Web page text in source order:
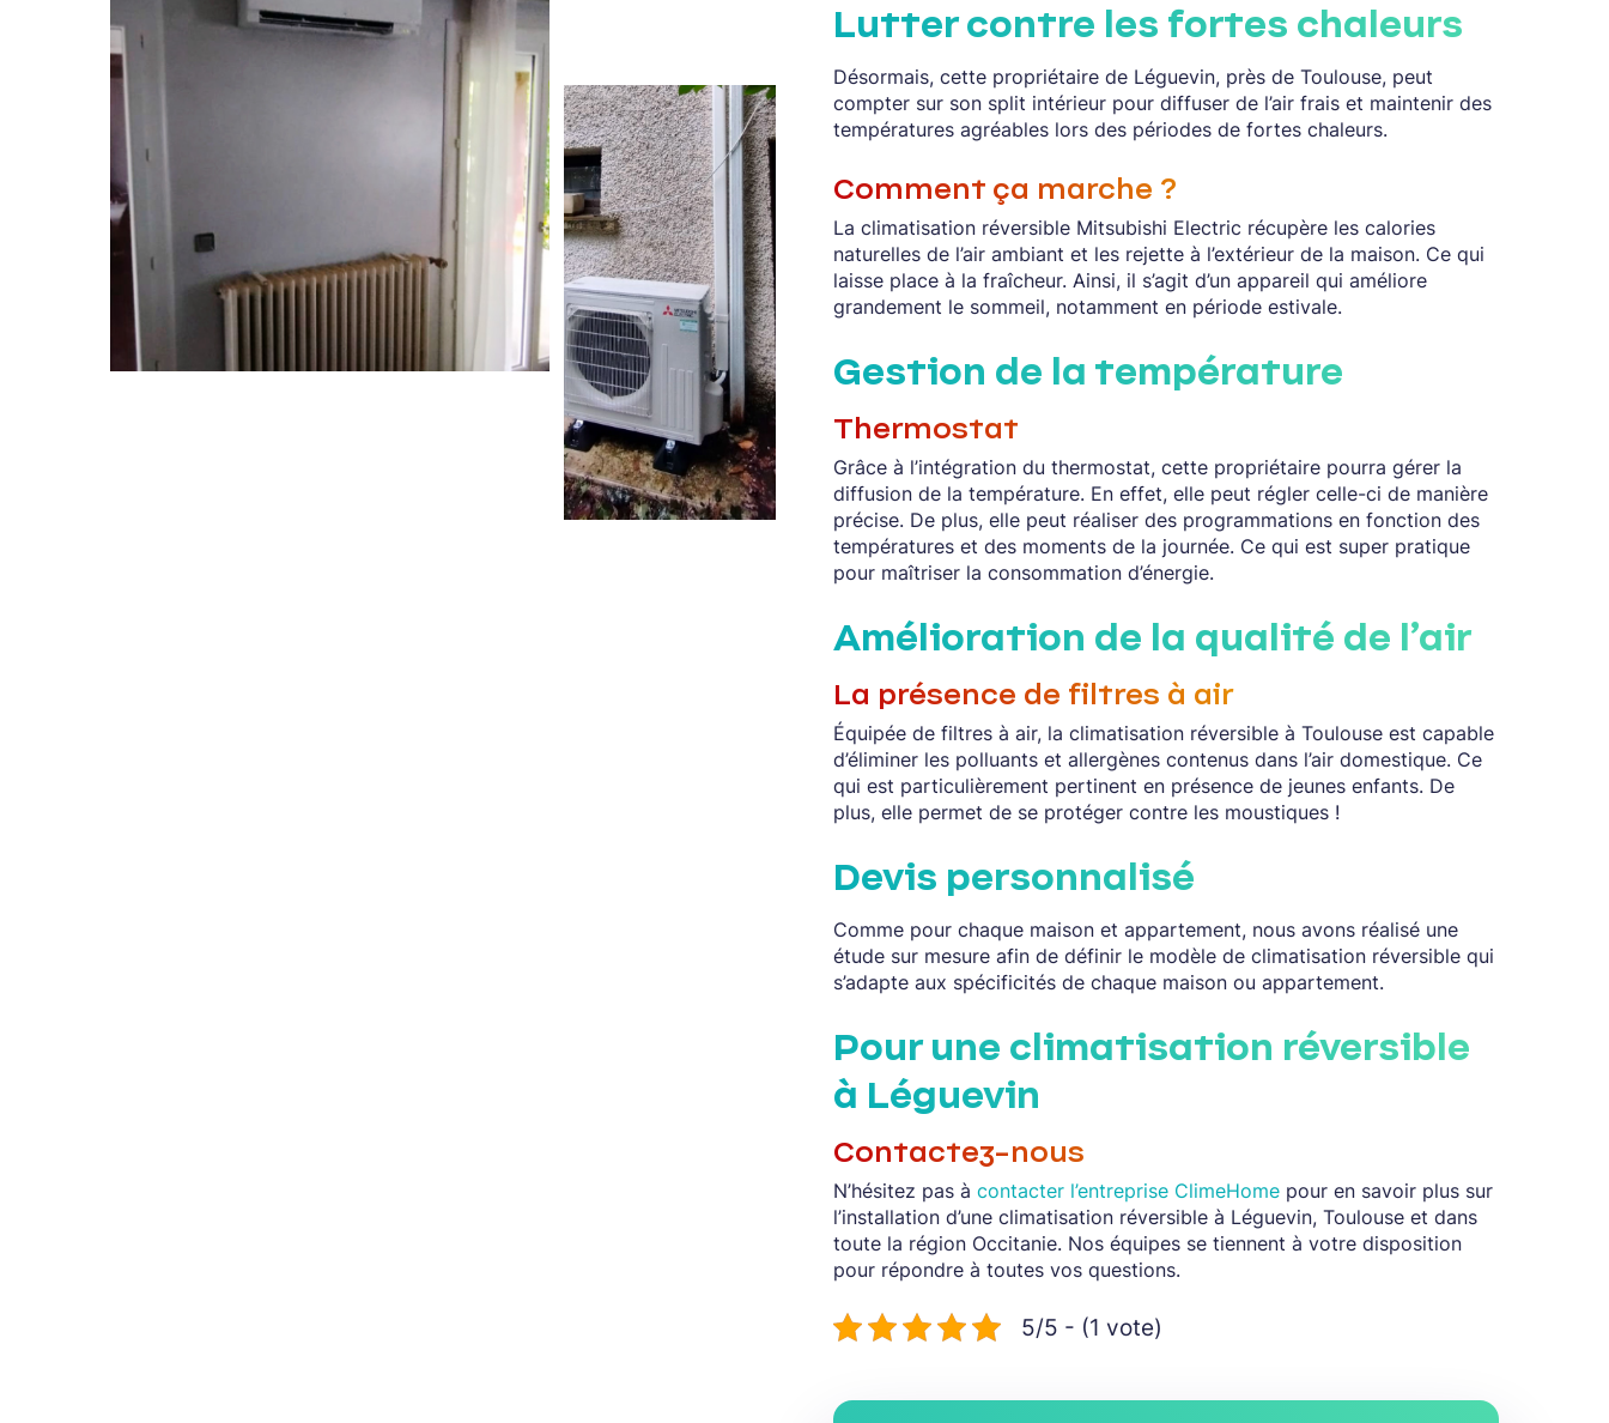
Lutter contre les fortes chaleurs
Désormais, cette propriétaire de Léguevin, près de Toulouse, peut
compter sur son split intérieur pour diffuser de l’air frais et maintenir des
températures agréables lors des périodes de fortes chaleurs.
Comment ça marche ?
La climatisation réversible Mitsubishi Electric récupère les calories
naturelles de l’air ambiant et les rejette à l’extérieur de la maison. Ce qui
laisse place à la fraîcheur. Ainsi, il s’agit d’un appareil qui améliore
grandement le sommeil, notamment en période estivale.
Gestion de la température
Thermostat
Grâce à l’intégration du thermostat, cette propriétaire pourra gérer la
diffusion de la température. En effet, elle peut régler celle-ci de manière
précise. De plus, elle peut réaliser des programmations en fonction des
températures et des moments de la journée. Ce qui est super pratique
pour maîtriser la consommation d’énergie.
Amélioration de la qualité de l’air
La présence de filtres à air
Équipée de filtres à air, la climatisation réversible à Toulouse est capable
d’éliminer les polluants et allergènes contenus dans l’air domestique. Ce
qui est particulièrement pertinent en présence de jeunes enfants. De
plus, elle permet de se protéger contre les moustiques !
Devis personnalisé
Comme pour chaque maison et appartement, nous avons réalisé une
étude sur mesure afin de définir le modèle de climatisation réversible qui
s’adapte aux spécificités de chaque maison ou appartement.
Pour une climatisation réversible
à Léguevin
Contactez-nous
N’hésitez pas à contacter l’entreprise ClimeHome pour en savoir plus sur
l’installation d’une climatisation réversible à Léguevin, Toulouse et dans
toute la région Occitanie. Nos équipes se tiennent à votre disposition
pour répondre à toutes vos questions.
5/5 - (1 vote)